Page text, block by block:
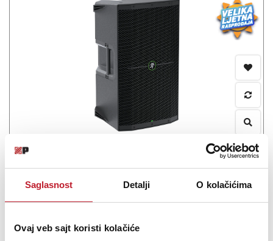
Saglasnost Detalji O kolačićima
Ovaj veb sajt koristi kolačiće
MACKIE Thump212XT - Aktivni zvučnik
-Aktivne Zvučne Kutije
828,00KM
Tražite prenosiv i raznovrstan aktivni zvučnik, za "lajv" zvučne
primene? Slobodno obustavite pretragu, jer tu je 12"-ni aktivni PA